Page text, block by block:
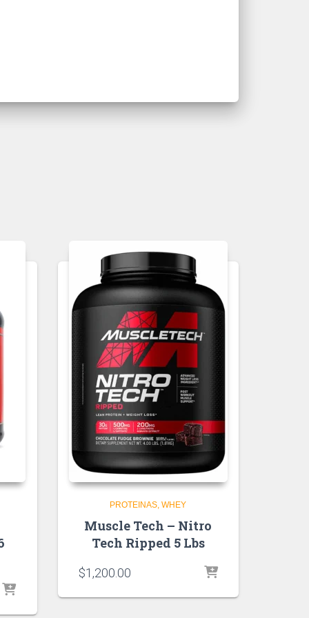
PROTEINAS WHEY
Muscle Tech – Nitro
Tech Ripped 5 Lbs
$1,200.00